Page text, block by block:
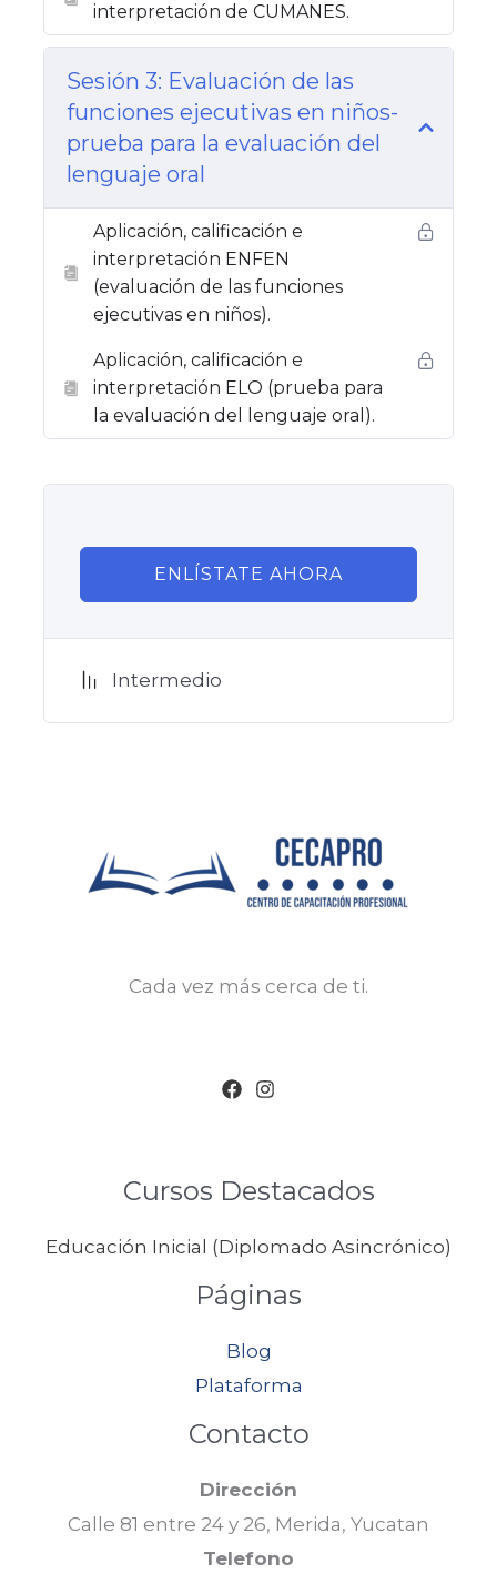
interpretación de CUMANES.
Sesión 3: Evaluación de las
funciones ejecutivas en niños-
prueba para la evaluación del
lenguaje oral
Aplicación, calificación e
interpretación ENFEN
(evaluación de las funciones
ejecutivas en niños).
Aplicación, calificación e
interpretación ELO (prueba para
la evaluación del lenguaje oral).
ENLÍSTATE AHORA
Intermedio
Cada vez más cerca de ti.
Cursos Destacados
Educación Inicial (Diplomado Asincrónico)
Páginas
Blog
Plataforma
Contacto
Dirección
Calle 81 entre 24 y 26, Merida, Yucatan
Telefono